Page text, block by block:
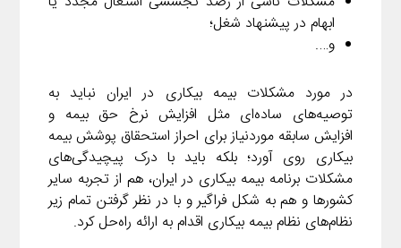
ابهام در پیشنهاد شغل؛
و….
در مورد مشکلات بیمه بیکاری در ایران نباید به
توصیه‌های ساده‌ای مثل افزایش نرخ حق بیمه و
افزایش سابقه موردنیاز برای احراز استحقاق پوشش بیمه
بیکاری روی آورد؛ بلکه باید با درک پیچیدگی‌های
مشکلات برنامه بیمه بیکاری در ایران، هم از تجربه سایر
کشورها و هم به شکل فراگیر و با در نظر گرفتن تمام زیر
نظام‌های نظام بیمه بیکاری اقدام به ارائه راه‌حل کرد.